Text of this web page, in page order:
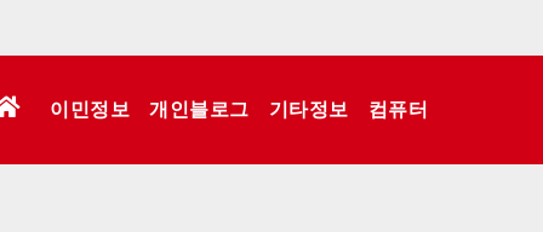
이민정보 개인블로그 기타정보 컴퓨터